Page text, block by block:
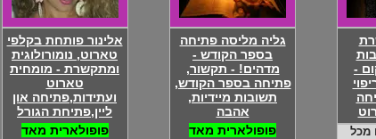
-
מכל
גליה מליסה פתיחה
בספר הקודש -
מדהים! - תקשור,
פתיחה בספר הקודש,
תשובות מיידיות,
אהבה
פופולארית מאד
אלינור פותחת בקלפי
טארוט, נומורולוגית
ומתקשרת - מומחית
טארוט
ועתידות,פתיחה און
ליין,פתיחת הגורל
פופולארית מאד